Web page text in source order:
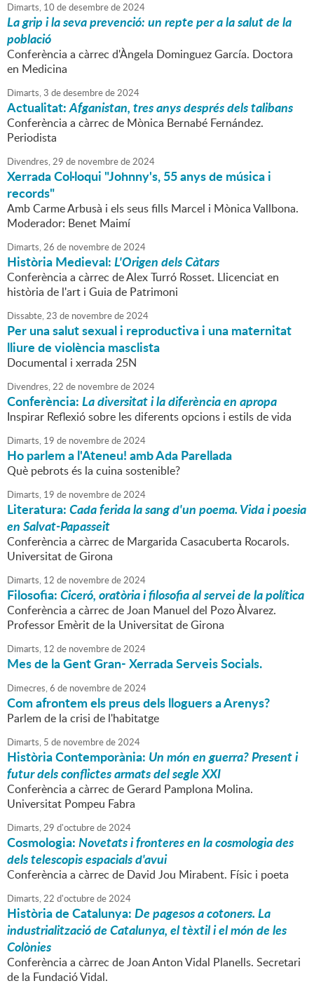
Dimarts, 10 dedesembrede2024
La grip i la seva prevenció: un repte per a la salut de la
població
Conferència a càrrec d'Àngela Dominguez García. Doctora
en Medicina
Dimarts,3 dedesembrede2024
Actualitat:Afganistan, tres anys després dels talibans
Conferència a càrrec de Mònica Bernabé Fernández.
Periodista
Divendres,29 de novembrede2024
Xerrada Col·loqui "Johnny's, 55 anys de música i
records"
Amb Carme Arbusà i els seus fills Marcel i Mònica Vallbona.
Moderador: Benet Maimí
Dimarts,26 de novembrede2024
Història Medieval:L'Origen dels Càtars
Conferència a càrrec de Alex Turró Rosset. Llicenciat en
història de l'art i Guia de Patrimoni
Dissabte,23 de novembrede2024
Per una salut sexual i reproductiva i una maternitat
lliure de violència masclista
Documental i xerrada 25N
Divendres,22 de novembrede2024
Conferència:La diversitat i la diferència en apropa
Inspirar Reflexió sobre les diferents opcions i estils de vida
Dimarts, 19 de novembrede2024
Ho parlem a l'Ateneu! amb Ada Parellada
Què pebrots és la cuina sostenible?
Dimarts, 19 de novembrede2024
Literatura:Cada ferida la sang d'un poema. Vida i poesia
en Salvat-Papasseit
Conferència a càrrec de Margarida Casacuberta Rocarols.
Universitat de Girona
Dimarts, 12 de novembrede2024
Filosofia:Ciceró, oratòria i filosofia al servei de la política
Conferència a càrrec de Joan Manuel del Pozo Àlvarez.
Professor Emèrit de la Universitat de Girona
Dimarts, 12 de novembrede2024
Mes de la Gent Gran- Xerrada Serveis Socials.
Dimecres,6 de novembrede2024
Com afrontem els preus dels lloguers a Arenys?
Parlem de la crisi de l'habitatge
Dimarts, 5 de novembrede2024
Història Contemporània: Un món en guerra? Present i
futur dels conflictes armats del segle XXI
Conferència a càrrec de Gerard Pamplona Molina.
Universitat Pompeu Fabra
Dimarts,29 d'octubrede2024
Cosmologia:Novetats i fronteres en la cosmologia des
dels telescopis espacials d'avui
Conferència a càrrec de David Jou Mirabent. Físic i poeta
Dimarts,22 d'octubrede2024
Història de Catalunya:De pagesos a cotoners. La
industrialització de Catalunya, el tèxtil i el món de les
Colònies
Conferència a càrrec de Joan Anton Vidal Planells. Secretari
de la Fundació Vidal.